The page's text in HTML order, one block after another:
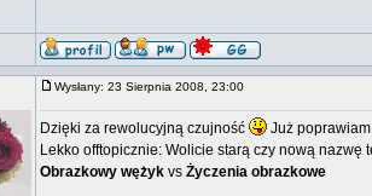
Wysłany: 23 Sierpnia 2008, 23:00
Dzięki za rewolucyjną czujność
Już
Lekko offtopicznie: Wolicie starą czy nową nazwę
Obrazkowy wężyk vs Życzenia obrazkowe